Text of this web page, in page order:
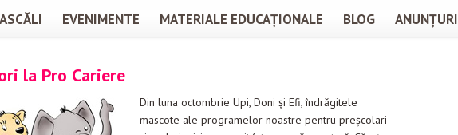
EVENIMENTE MATERIALE EDUCAȚIONALE BLOG ANUNȚURI
la Pro Cariere
Din luna octombrie Upi, Doni și Efi, îndrăgitele
mascote ale programelor noastre pentru preșcolari